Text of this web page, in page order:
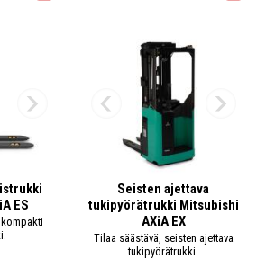
ES
Seisten ajettava
tukipyörätrukki Mitsubishi
AXiA EX
Tilaa säästävä, seisten ajettava
tukipyörätrukki.